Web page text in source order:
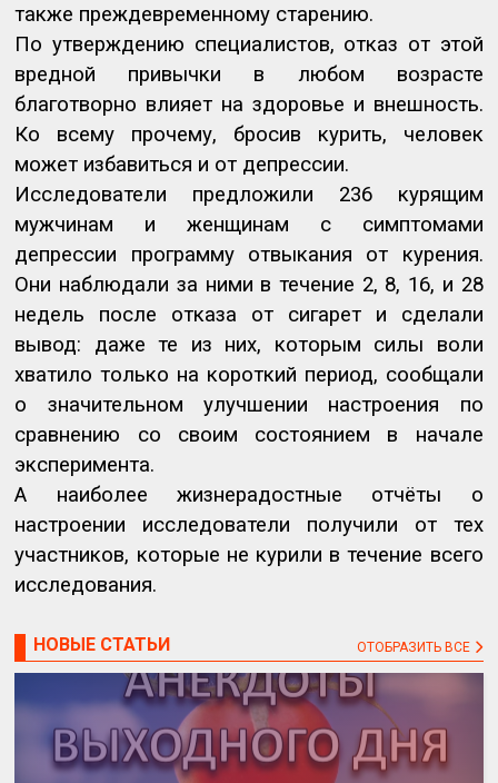
также преждевременному старению.
По утверждению специалистов, отказ от этой
вредной привычки в любом возрасте
благотворно влияет на здоровье и внешность.
Ко всему прочему, бросив курить, человек
может избавиться и от депрессии.
Исследователи предложили 236 курящим
мужчинам и женщинам с симптомами
депрессии программу отвыкания от курения.
Они наблюдали за ними в течение 2, 8, 16, и 28
недель после отказа от сигарет и сделали
вывод: даже те из них, которым силы воли
хватило только на короткий период, сообщали
о значительном улучшении настроения по
сравнению со своим состоянием в начале
эксперимента.
А наиболее жизнерадостные отчёты о
настроении исследователи получили от тех
участников, которые не курили в течение всего
исследования.
НОВЫЕ СТАТЬИ ОТОБРАЗИТЬ ВСЕ